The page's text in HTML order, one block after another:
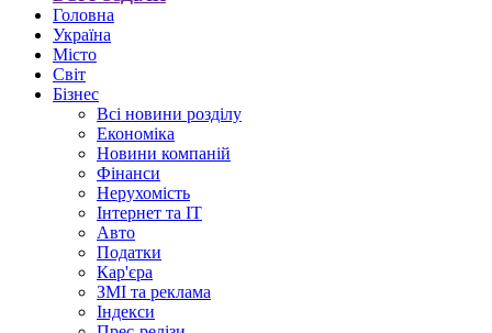
Головна
Україна
Місто
Світ
Бізнес
Всі новини розділу
Економіка
Новини компаній
Фінанси
Нерухомість
Інтернет та IT
Авто
Податки
Кар'єра
ЗМІ та реклама
Індекси